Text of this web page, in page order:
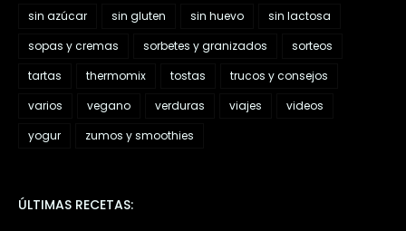
sin azúcar
sin gluten sin huevo
sin lactosa
sopas y cremas
sorbetes y granizados
sorteos
tartas
thermomix tostas
trucos y consejos
varios
vegano verduras viajes
videos
yogur
zumos y smoothies
ÚLTIMAS RECETAS: